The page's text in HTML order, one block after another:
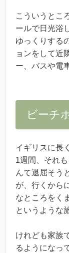
こういうとこ
ールで日光浴
ゆっくりする
ョンをして近
ー、バスや電
ビーチ
イギリスに長
1週間、それ
んて退屈そう
が、行くから
なところをく
というような
けれども家族
るようになっ